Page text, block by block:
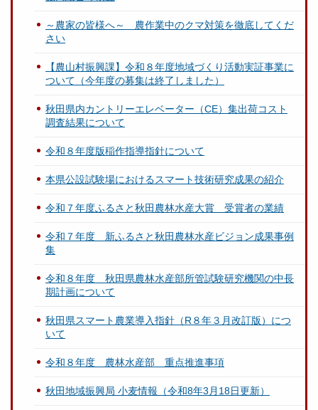
～農家の皆様へ～ 農作業中のクマ対策を徹底してくだ
さい
【農山村振興課】令和８年度地域づくり活動実証事業に
ついて（今年度の募集は終了しました）
秋田県内カントリーエレベーター（CE）集出荷コスト
調査結果について
令和８年度版稲作指導指針について
本県公設試験場におけるスマート技術研究成果の紹介
令和７年度ふるさと秋田農林水産大賞 受賞者の業績
令和７年度 新ふるさと秋田農林水産ビジョン成果事例
集
令和８年度 秋田県農林水産部所管試験研究機関の中長
期計画について
秋田県スマート農業導入指針（R８年３月改訂版）につ
いて
令和８年度 農林水産部 重点推進事項
秋田地域振興局 小麦情報（令和8年3月18日更新）